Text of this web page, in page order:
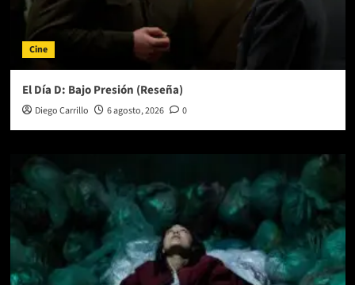
Cine
El Día D: Bajo Presión (Reseña)
Diego Carrillo 6 agosto, 2026 0